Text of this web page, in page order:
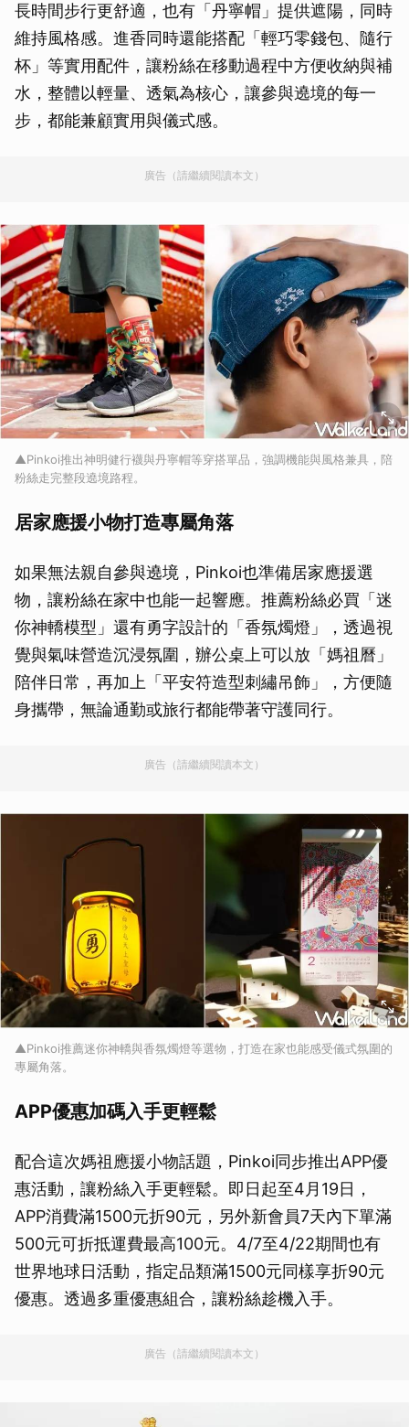
長時間步行更舒適，也有「丹寧帽」提供遮陽，同時
維持風格感。進香同時還能搭配「輕巧零錢包、隨行
杯」等實用配件，讓粉絲在移動過程中方便收納與補
水，整體以輕量、透氣為核心，讓參與遶境的每一
步，都能兼顧實用與儀式感。
廣告（請繼續閱讀本文）
▲Pinkoi推出神明健行襪與丹寧帽等穿搭單品，強調機能與風格兼具，陪
粉絲走完整段遶境路程。
居家應援小物打造專屬角落
如果無法親自參與遶境，Pinkoi也準備居家應援選
物，讓粉絲在家中也能一起響應。推薦粉絲必買「迷
你神轎模型」還有勇字設計的「香氛燭燈」，透過視
覺與氣味營造沉浸氛圍，辦公桌上可以放「媽祖曆」
陪伴日常，再加上「平安符造型刺繡吊飾」，方便隨
身攜帶，無論通勤或旅行都能帶著守護同行。
廣告（請繼續閱讀本文）
▲Pinkoi推薦迷你神轎與香氛燭燈等選物，打造在家也能感受儀式氛圍的
專屬角落。
APP優惠加碼入手更輕鬆
配合這次媽祖應援小物話題，Pinkoi同步推出APP優
惠活動，讓粉絲入手更輕鬆。即日起至4月19日，
APP消費滿1500元折90元，另外新會員7天內下單滿
500元可折抵運費最高100元。4/7至4/22期間也有
世界地球日活動，指定品類滿1500元同樣享折90元
優惠。透過多重優惠組合，讓粉絲趁機入手。
廣告（請繼續閱讀本文）